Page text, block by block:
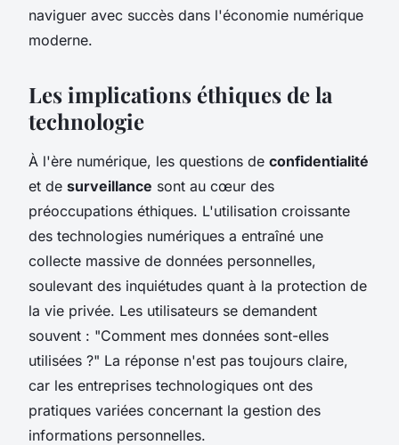
naviguer avec succès dans l'économie numérique
moderne.
Les implications éthiques de la
technologie
À l'ère numérique, les questions de confidentialité
et de surveillance sont au cœur des
préoccupations éthiques. L'utilisation croissante
des technologies numériques a entraîné une
collecte massive de données personnelles,
soulevant des inquiétudes quant à la protection de
la vie privée. Les utilisateurs se demandent
souvent : "Comment mes données sont-elles
utilisées ?" La réponse n'est pas toujours claire,
car les entreprises technologiques ont des
pratiques variées concernant la gestion des
informations personnelles.